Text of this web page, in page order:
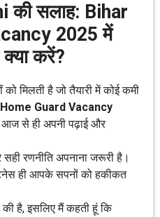
की सलाह: Bihar
2025 में
करें?
मिलती है जो तैयारी में कोई कमी
Guard Vacancy
आज से ही अपनी पढ़ाई और
रणनीति अपनाना जरूरी है।
ही आपके सपनों को हकीकत
की है, इसलिए मैं कहती हूं कि